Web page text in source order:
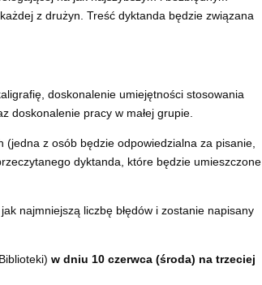
z drużyn. Treść dyktanda będzie związana
doskonalenie umiejętności stosowania
doskonalenie pracy w małej grupie.
z osób będzie odpowiedzialna za pisanie,
dyktanda, które będzie umieszczone
najmniejszą liczbę błędów i zostanie napisany
w dniu 10 czerwca (środa) na trzeciej